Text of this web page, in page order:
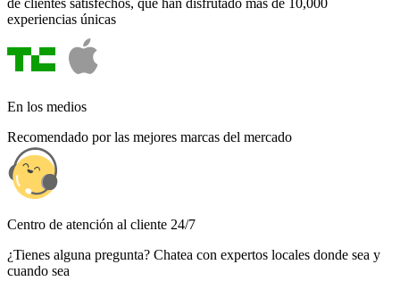
de clientes satisfechos, que han disfrutado más de 10,000
experiencias únicas
En los medios
Recomendado por las mejores marcas del mercado
Centro de atención al cliente 24/7
¿Tienes alguna pregunta? Chatea con expertos locales donde sea y
cuando sea